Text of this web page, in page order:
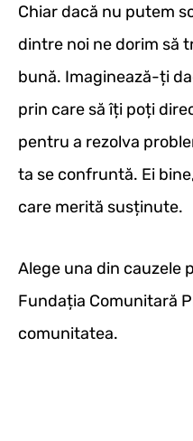
Chiar dacă nu putem
dintre noi ne dorim să
bună. Imaginează-ți
prin care să îți poți
pentru a rezolva
ta se confruntă. Ei
care merită susținute.
Alege una din cauzele
Fundația Comunitară
comunitatea.